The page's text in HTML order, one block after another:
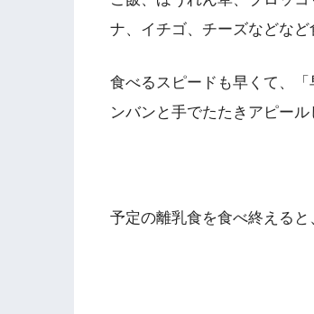
ナ、イチゴ、チーズなどなど
食べるスピードも早くて、
ンバンと手でたたきアピール
予定の離乳食を食べ終えると